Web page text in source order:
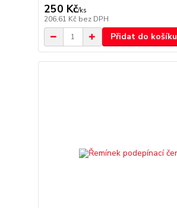
250 Kč/ks
206,61 Kč bez DPH
Přidat do košíku